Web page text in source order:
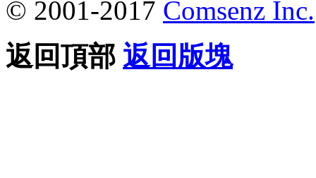
© 2001-2017 Comsenz Inc.
返回頂部 返回版塊